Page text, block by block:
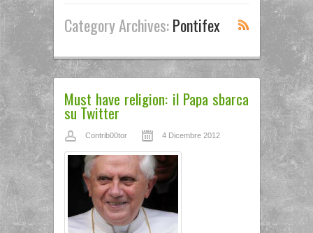
Category Archives:Pontifex
Must have religion: il Papa sbarca
su Twitter
Contrib00tor 4 Dicembre 2012